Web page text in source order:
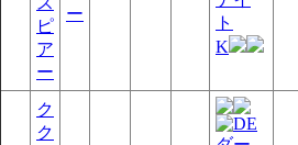
ピ
ア
ー
ー
K
ク
ク